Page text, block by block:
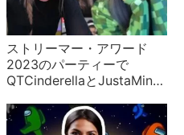
ストリーマー・アワード
2023のパーティーで
QTCinderellaとJustaMinx